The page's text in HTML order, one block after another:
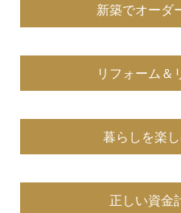
新築でオーダ
リフォーム＆
暮らしを楽
正しい資金